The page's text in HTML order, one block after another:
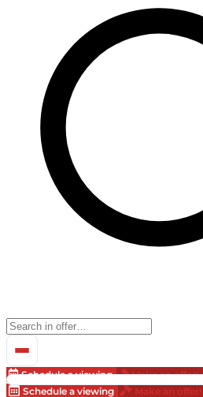
Schedule a viewing Make an offer!
Schedule a viewing
Make an offer!